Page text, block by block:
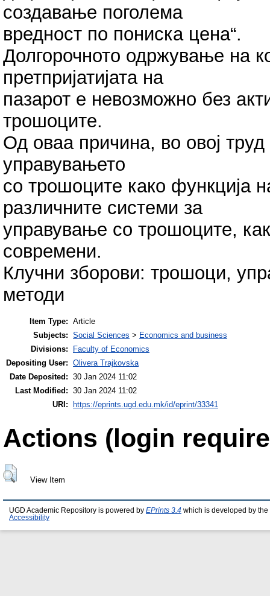
создавање поголема
вредност по пониска цена“.
Долгорочното одржување на
претпријатијата на
пазарот е невозможно без
трошоците.
Од оваа причина, во овој
управувањето
со трошоците како функција
различните системи за
управување со трошоците,
современи.
Клучни зборови: трошоци,
методи
Item Type: Article
Subjects: Social Sciences > Economics and business
Divisions:
Faculty of Economics
Depositing User: Olivera Trajkovska
Date Deposited: 30 Jan 2024 11:02
Last Modified: 30 Jan 2024 11:02
URI: https://eprints.ugd.edu.mk/id/eprint/33341
Actions (login
View Item
UGD Academic Repository is powered by EPrints 3.4 which is developed by the
Accessibility